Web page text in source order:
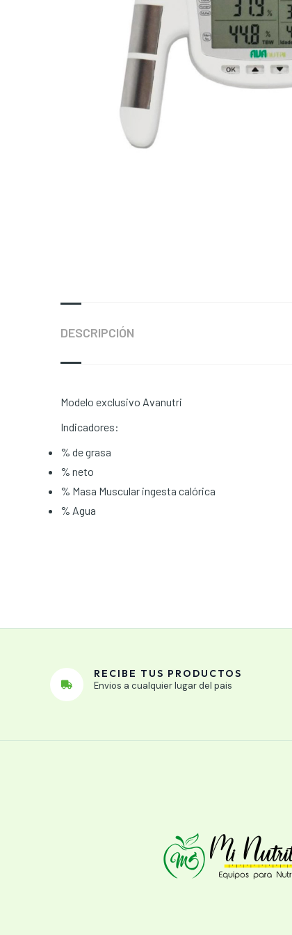
DESCRIPCIÓN
Modelo exclusivo Avanutri
Indicadores:
% de grasa
% neto
% Masa Muscular ingesta calórica
% Agua
RECIBE TUS PRODUCTOS
Envios a cualquier lugar del pais